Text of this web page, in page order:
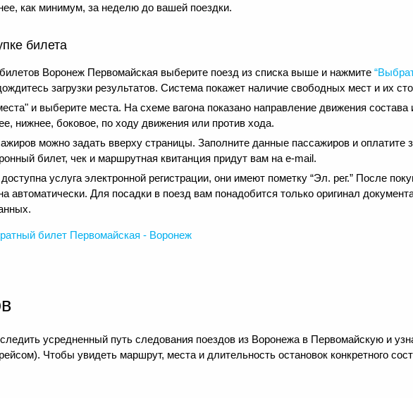
как минимум, за неделю до вашей поездки.
билета
Воронеж Первомайская выберите поезд из списка выше и нажмите
загрузки результатов. Система покажет наличие свободных мест и их
и выберите места. На схеме вагона показано направление движения состава
нижнее, боковое, по ходу движения или против хода.
можно задать вверху страницы. Заполните данные пассажиров и оплатите
билет, чек и маршрутная квитанция придут вам на e-mail.
услуга электронной регистрации, они имеют пометку “Эл. рег.” После
автоматически. Для посадки в поезд вам понадобится только оригинал
билет Первомайская - Воронеж
усредненный путь следования поездов из Воронежа в Первомайскую и
Чтобы увидеть маршрут, места и длительность остановок конкретного